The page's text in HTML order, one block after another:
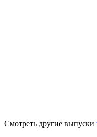
Смотреть другие выпуски